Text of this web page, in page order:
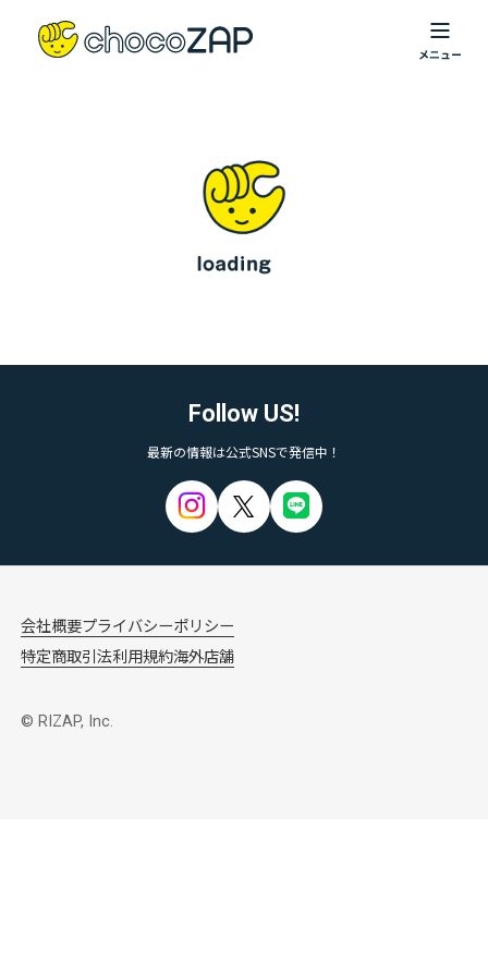
Follow US!
最新の情報は公式SNSで発信中！
会社概要プライバシーポリシー
特定商取引法利用規約海外店舗
© RIZAP, Inc.